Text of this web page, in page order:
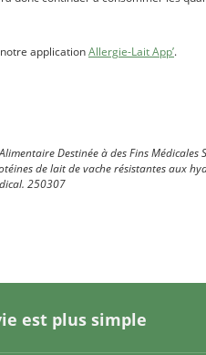
applicationAllergie-Lait App’.
Destinée à des Fins Médicales
de lait de vache résistantes aux
250307
est plus simple